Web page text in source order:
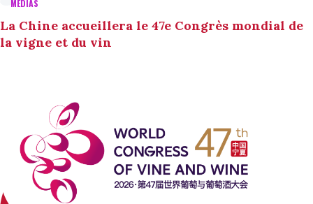
MÉDIAS
La Chine accueillera le 47e Congrès mondial de
la vigne et du vin